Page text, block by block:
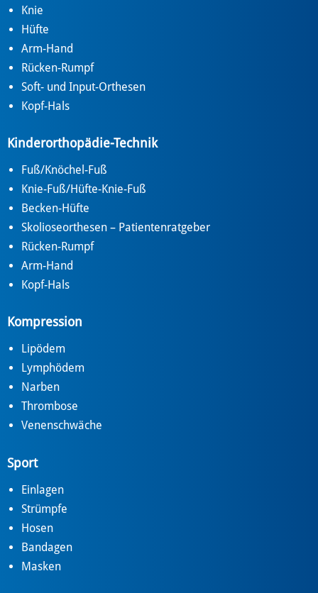
Knie
Hüfte
Arm-Hand
Rücken-Rumpf
Soft- und Input-Orthesen
Kopf-Hals
Kinderorthopädie-Technik
Fuß/Knöchel-Fuß
Knie-Fuß/Hüfte-Knie-Fuß
Becken-Hüfte
Skolioseorthesen – Patientenratgeber
Rücken-Rumpf
Arm-Hand
Kopf-Hals
Kompression
Lipödem
Lymphödem
Narben
Thrombose
Venenschwäche
Sport
Einlagen
Strümpfe
Hosen
Bandagen
Masken